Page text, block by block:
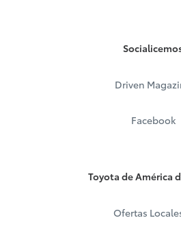
Driven
Facebook
Toyota de América
Ofertas